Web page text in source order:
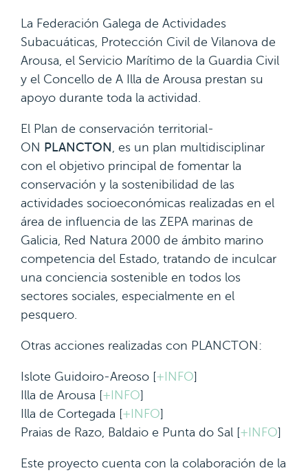
La Federación Galega de Actividades
Subacuáticas, Protección Civil de Vilanova de
Arousa, el Servicio Marítimo de la Guardia Civil
y el Concello de A Illa de Arousa prestan su
apoyo durante toda la actividad.
El Plan de conservación territorial-
ON PLANCTON , es un plan multidisciplinar
con el objetivo principal de fomentar la
conservación y la sostenibilidad de las
actividades socioeconómicas realizadas en el
área de influencia de las ZEPA marinas de
Galicia, Red Natura 2000 de ámbito marino
competencia del Estado, tratando de inculcar
una conciencia sostenible en todos los
sectores sociales, especialmente en el
pesquero.
Otras acciones realizadas con PLANCTON:
Islote Guidoiro-Areoso [+INFO]
Illa de Arousa [+INFO]
Illa de Cortegada [+INFO]
Praias de Razo, Baldaio e Punta do Sal [+INFO]
Este proyecto cuenta con la colaboración de la